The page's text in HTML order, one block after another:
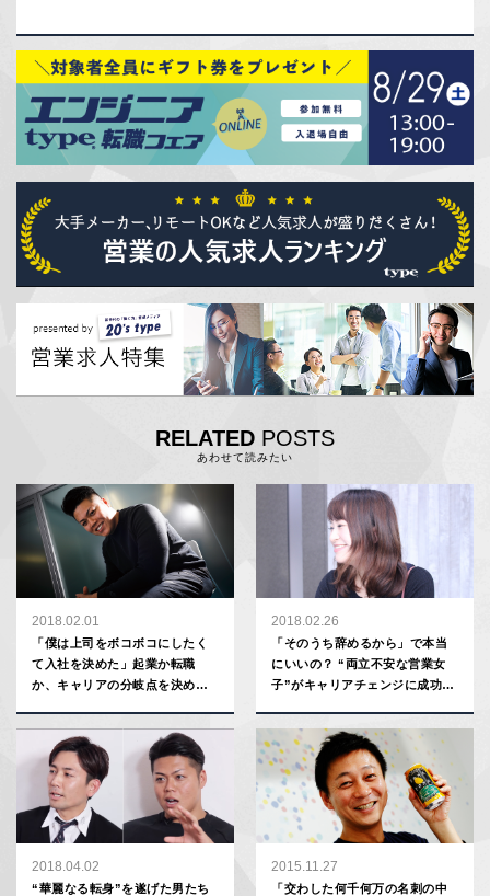
RELATED POSTS
あわせて読みたい
2018.02.01
「僕は上司をボコボコにしたく
て入社を決めた」起業か転職
か、キャリアの分岐点を決める
2018.02.26
「そのうち辞めるから」で本当
にいいの？ “両立不安な営業女
子”がキャリアチェンジに成功し
香理さん
2018.04.02
“華麗なる転身”を遂げた男たち
2015.11.27
「交わした何千何万の名刺の中